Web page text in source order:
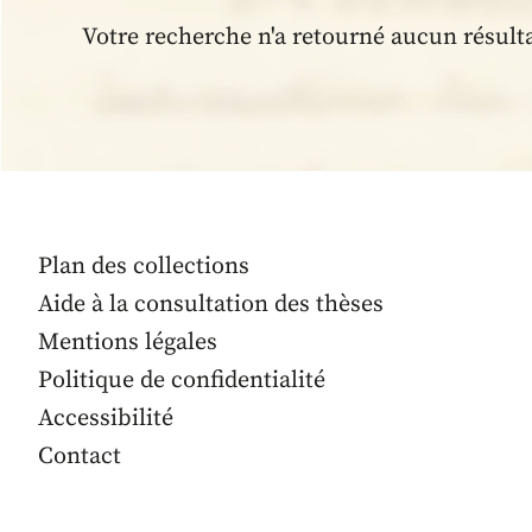
Votre recherche n'a retourné aucun
Plan des collections
Aide à la consultation des thèses
Mentions légales
Politique de confidentialité
Accessibilité
Contact